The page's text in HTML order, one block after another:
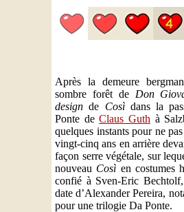
Après la demeure
sombre forêt de Don
design de Cosìdans la
Ponte deClaus Guth à
quelques instants pour ne
vingt-cinq ans en arrière
façon serre végétale, sur
nouveau Così en costumes
confié à Sven-Eric
date d’Alexander Pereira,
pour une trilogie Da Ponte.